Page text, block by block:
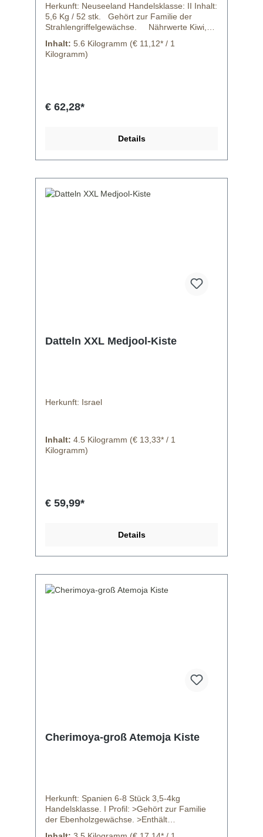
Herkunft: Neuseeland Handelsklasse: II Inhalt:
5,6 Kg / 52 stk. Gehört zur Familie der
Strahlengriffelgewächse. Nährwerte Kiwi,
gesättigte Fettsäure 0 g Ungesättigte
Fettsäuren 0,3 g Cholesterin 0 mg
87 IU Ascorbinsäure 92,7 mgCalcium
mgCobalamine 0 µg Magnesium 17
Inhalt: 5.6 Kilogramm (€ 11,12* / 1
Kilogramm)
€ 62,28*
Details
Datteln XXL Medjool-Kiste
Herkunft: Israel
Inhalt: 4.5 Kilogramm (€ 13,33* / 1
Kilogramm)
€ 59,99*
Details
Cherimoya-groß Atemoja Kiste
Herkunft: Spanien 6-8 Stück 3,5-4kg
Handelsklasse. I Profil: >Gehört zur Familie
der Ebenholzgewächse. >Enthält